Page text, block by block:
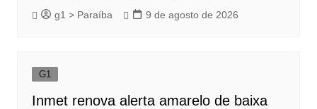
g1 > Paraíba 9 de agosto de 2026
G1
Inmet renova alerta amarelo de baixa